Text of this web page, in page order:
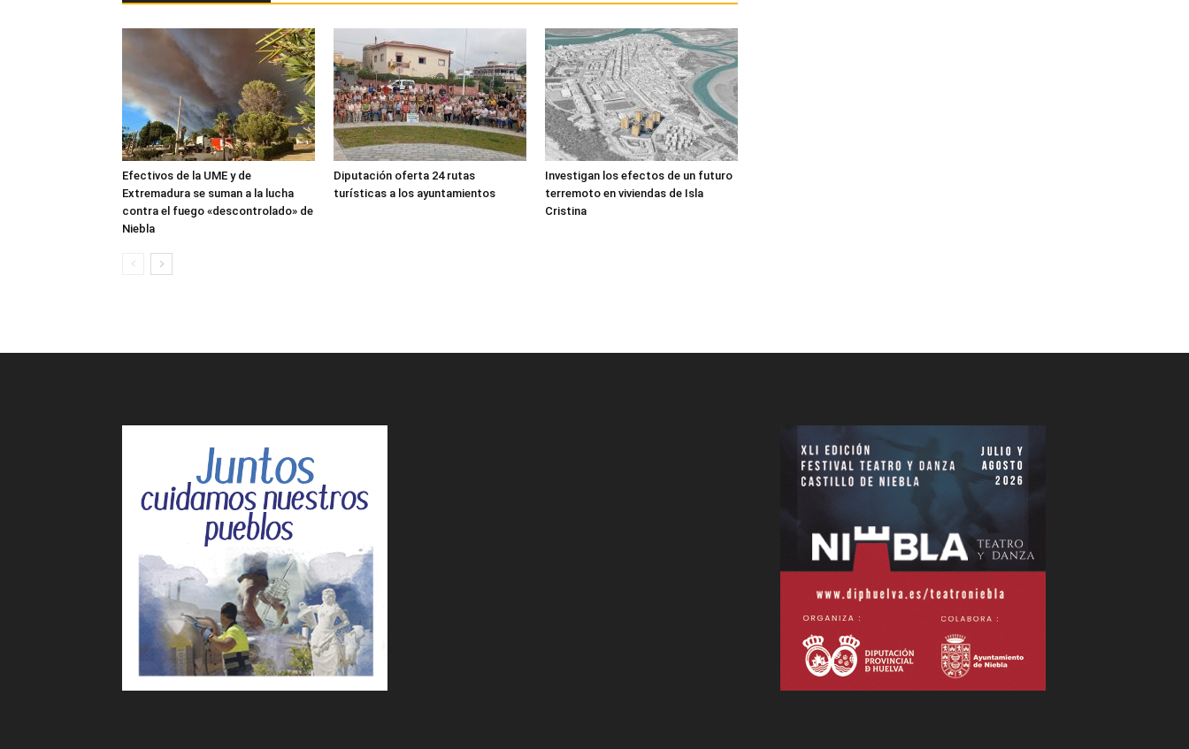
Efectivos de la UME y de
Extremadura se suman a la lucha
contra el fuego «descontrolado» de
Niebla
Diputación oferta 24 rutas
turísticas a los ayuntamientos
Investigan los efectos de un futuro
terremoto en viviendas de Isla
Cristina